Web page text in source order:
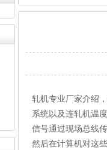
轧机专业厂家介绍
系统以及连轧机温
信号通过现场总线
然后在计算机对这